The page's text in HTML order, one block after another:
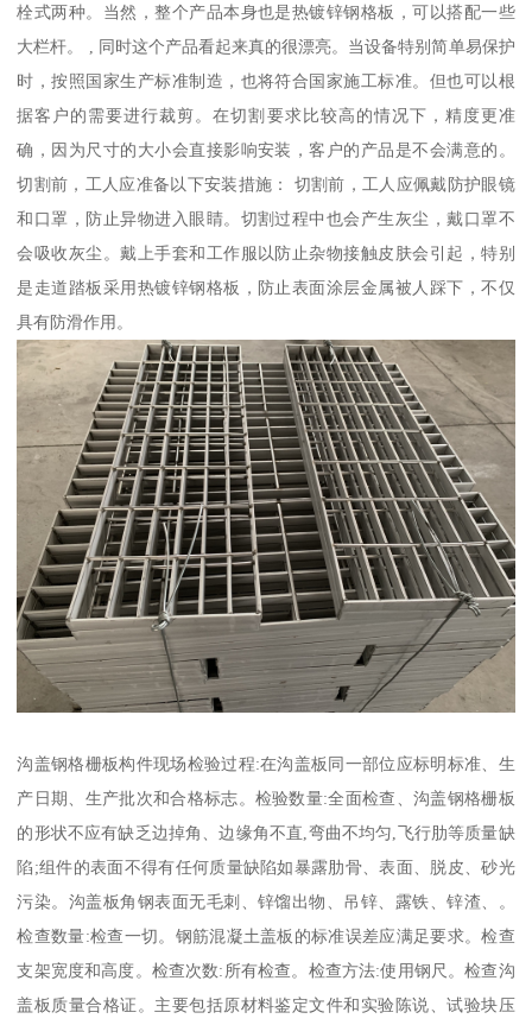
栓式两种。当然，整个产品本身也是热镀锌钢格板，可以搭配一些
大栏杆。 , 同时这个产品看起来真的很漂亮。当设备特别简单易保护
时，按照国家生产标准制造，也将符合国家施工标准。但也可以根
据客户的需要进行裁剪。在切割要求比较高的情况下，精度更准
确，因为尺寸的大小会直接影响安装，客户的产品是不会满意的。
切割前，工人应准备以下安装措施： 切割前，工人应佩戴防护眼镜
和口罩，防止异物进入眼睛。切割过程中也会产生灰尘，戴口罩不
会吸收灰尘。戴上手套和工作服以防止杂物接触皮肤会引起，特别
是走道踏板采用热镀锌钢格板，防止表面涂层金属被人踩下，不仅
具有防滑作用。
沟盖钢格栅板构件现场检验过程:在沟盖板同一部位应标明标准、生
产日期、生产批次和合格标志。检验数量:全面检查、沟盖钢格栅板
的形状不应有缺乏边掉角、边缘角不直,弯曲不均匀,飞行肋等质量缺
陷;组件的表面不得有任何质量缺陷如暴露肋骨、表面、脱皮、砂光
污染。沟盖板角钢表面无毛刺、锌馏出物、吊锌、露铁、锌渣、。
检查数量:检查一切。钢筋混凝土盖板的标准误差应满足要求。检查
支架宽度和高度。检查次数:所有检查。检查方法:使用钢尺。检查沟
盖板质量合格证。主要包括原材料鉴定文件和实验陈说、试验块压